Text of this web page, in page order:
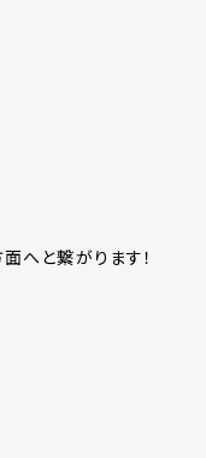
へと繋がります！